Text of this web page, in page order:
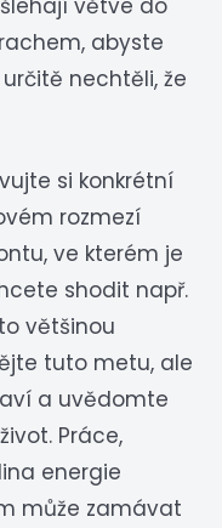
abyste
nechtěli, že
si konkrétní
rozmezí
ve kterém je
shodit např.
většinou
tuto metu, ale
a uvědomte
Práce,
energie
může zamávat